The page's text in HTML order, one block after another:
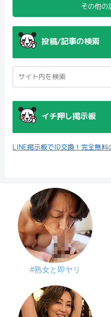
その他の
投稿/記事の検索
イチ押し掲示板
LINE掲示板でID交換！完全無料
#熟女と即ヤリ